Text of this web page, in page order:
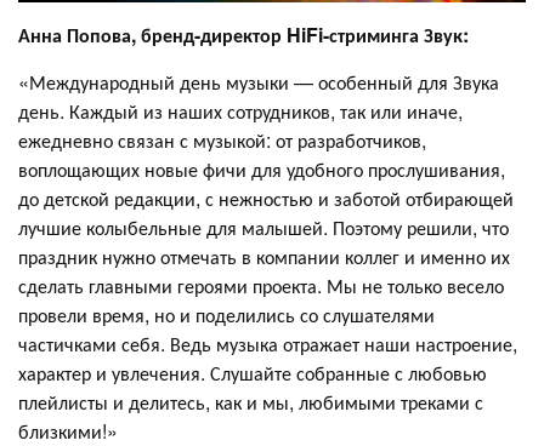
Анна Попова, бренд-директор HiFi-стриминга Звук:
«Международный день музыки — особенный для Звука
день. Каждый из наших сотрудников, так или иначе,
ежедневно связан с музыкой: от разработчиков,
воплощающих новые фичи для удобного прослушивания,
до детской редакции, с нежностью и заботой отбирающей
лучшие колыбельные для малышей. Поэтому решили, что
праздник нужно отмечать в компании коллег и именно их
сделать главными героями проекта. Мы не только весело
провели время, но и поделились со слушателями
частичками себя. Ведь музыка отражает наши настроение,
характер и увлечения. Слушайте собранные с любовью
плейлисты и делитесь, как и мы, любимыми треками с
близкими!»